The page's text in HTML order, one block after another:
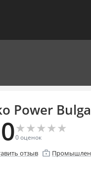
Power
★
★★
★★
★★
★★
★
0оценок
отзыв enterprise